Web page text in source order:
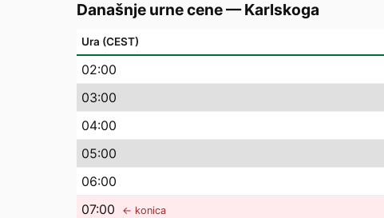
Današnje urne cene—Karlskoga
Ura (CEST)
02:00
03:00
04:00
05:00
06:00
07:00 ← konica